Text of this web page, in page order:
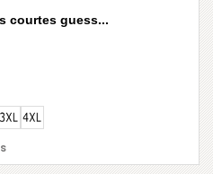
courtes guess...